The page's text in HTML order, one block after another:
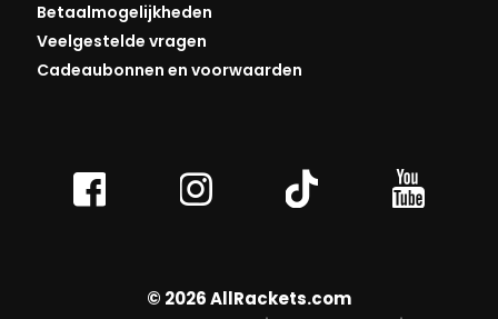
Betaalmogelijkheden
Veelgestelde vragen
Cadeaubonnen en voorwaarden
© 2026 AllRackets.com